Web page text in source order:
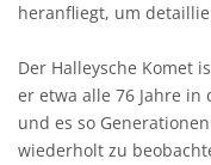
heranfliegt, um
Der Halleysche Komet
er etwa alle 76 Jahre
und es so
wiederholt zu